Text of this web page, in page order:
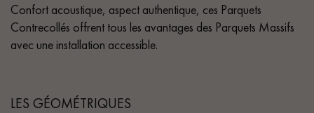
Confort acoustique, aspect authentique, ces Parquets
Contrecollés offrent tous les avantages des Parquets Massifs
avec une installation accessible.
LES GÉOMÉTRIQUES